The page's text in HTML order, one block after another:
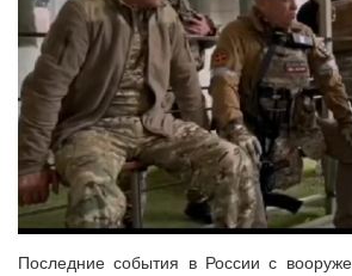
Последние события в России с